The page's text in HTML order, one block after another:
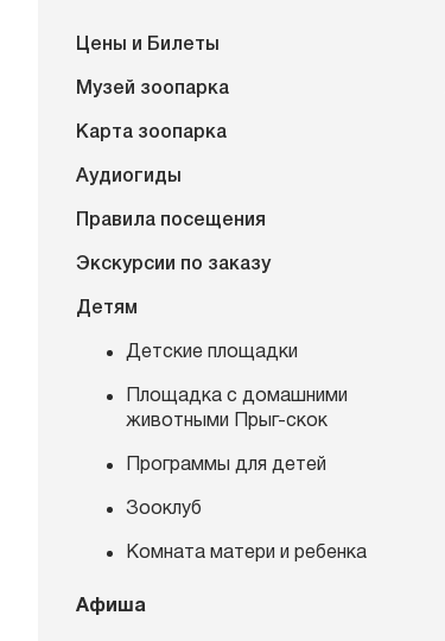
Цены и Билеты
Музей зоопарка
Карта зоопарка
Аудиогиды
Правила посещения
Экскурсии по заказу
Детям
Детские площадки
Площадка с домашними
животными Прыг-скок
Программы для детей
Зооклуб
Комната матери и ребенка
Афиша